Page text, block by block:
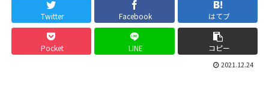
Twitter Facebook はてブ
Pocket LINE コピー
2021.12.24